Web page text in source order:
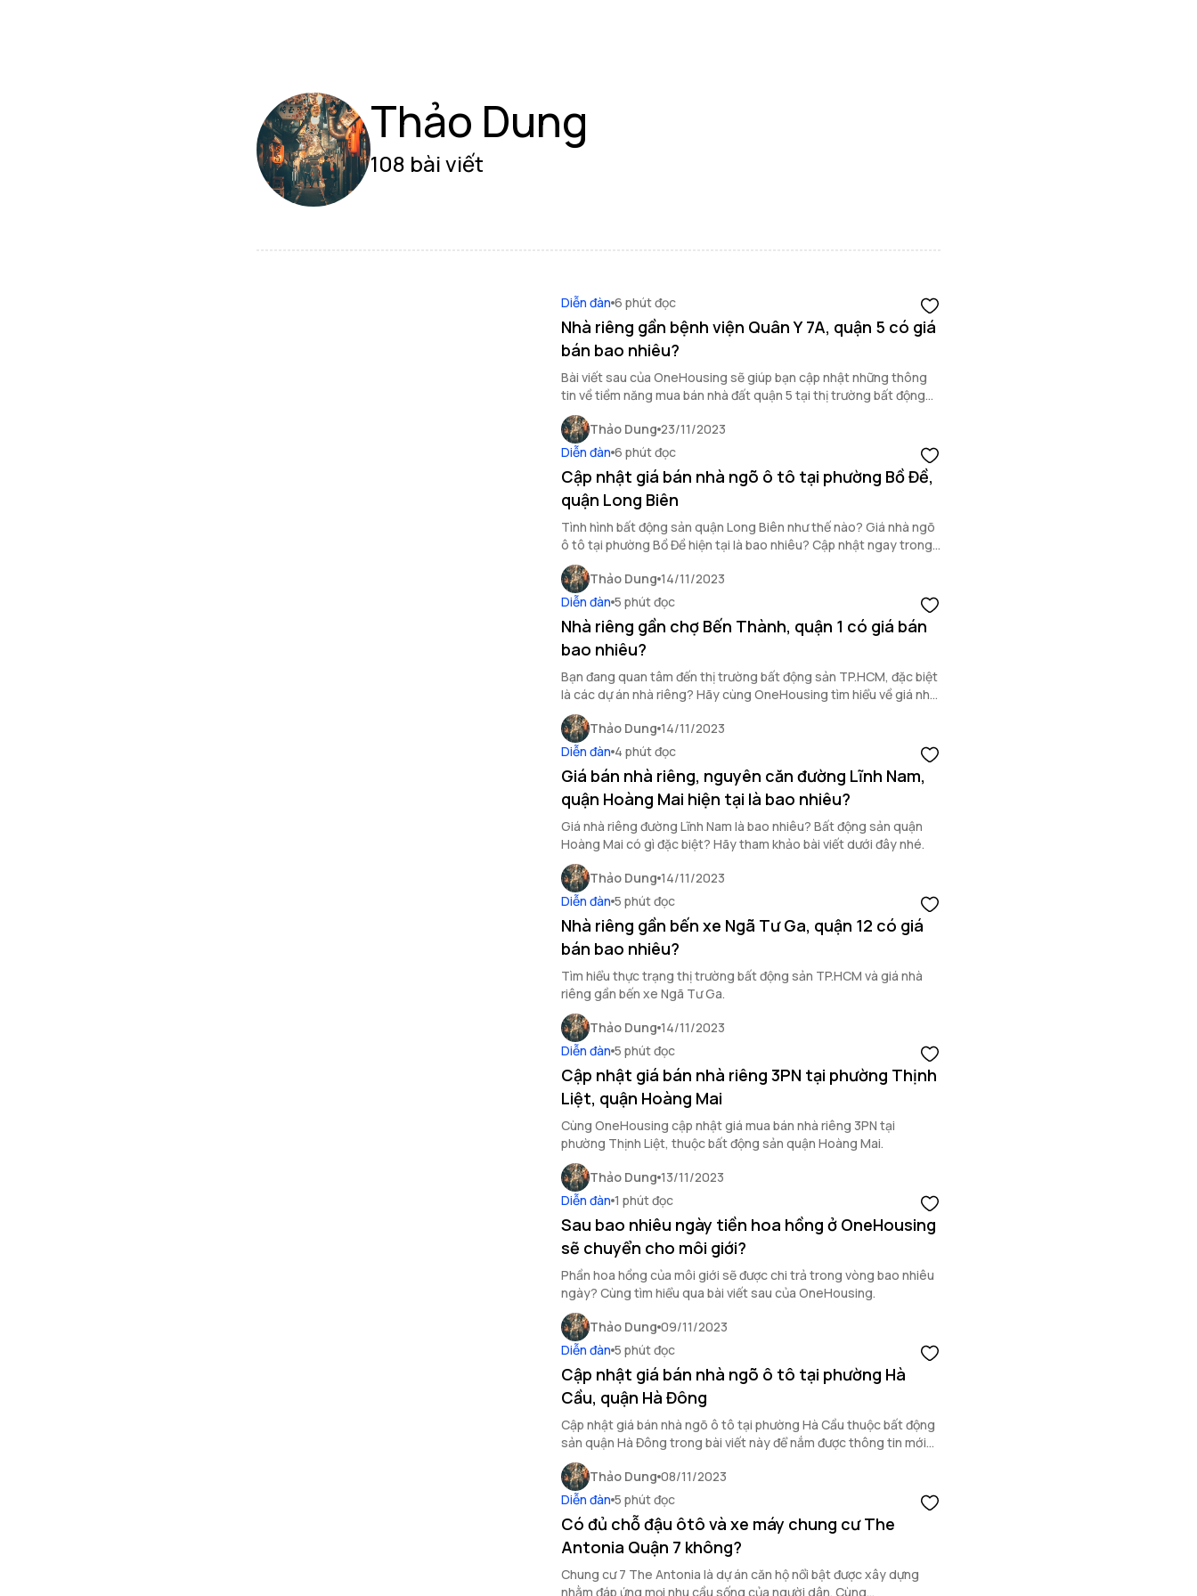
Thảo Dung
108 bài viết
Diễn đàn 6 phút đọc
Nhà riêng gần bệnh viện Quân Y 7A, quận 5 có giá
bán bao nhiêu?
Bài viết sau của OneHousing sẽ giúp bạn cập nhật những thông
tin về tiềm năng mua bán nhà đất quận 5 tại thị trường bất động
sản TP.HCM và giá nhà gần bệnh viện Quân Y 7A.
Thảo Dung 23/11/2023
Diễn đàn 6 phút đọc
Cập nhật giá bán nhà ngõ ô tô tại phường Bồ Đề,
quận Long Biên
Tình hình bất động sản quận Long Biên như thế nào? Giá nhà ngõ
ô tô tại phường Bồ Đề hiện tại là bao nhiêu? Cập nhật ngay trong
bài viết của OneHousing ngày hôm nay.
Thảo Dung 14/11/2023
Diễn đàn 5 phút đọc
Nhà riêng gần chợ Bến Thành, quận 1 có giá bán
bao nhiêu?
Bạn đang quan tâm đến thị trường bất động sản TP.HCM, đặc biệt
là các dự án nhà riêng? Hãy cùng OneHousing tìm hiểu về giá nhà
riêng gần chợ Bến Thành, quận 1 qua bài viết dưới đây.
Thảo Dung 14/11/2023
Diễn đàn 4 phút đọc
Giá bán nhà riêng, nguyên căn đường Lĩnh Nam,
quận Hoàng Mai hiện tại là bao nhiêu?
Giá nhà riêng đường Lĩnh Nam là bao nhiêu? Bất động sản quận
Hoàng Mai có gì đặc biệt? Hãy tham khảo bài viết dưới đây nhé.
Thảo Dung 14/11/2023
Diễn đàn 5 phút đọc
Nhà riêng gần bến xe Ngã Tư Ga, quận 12 có giá
bán bao nhiêu?
Tìm hiểu thực trạng thị trường bất động sản TP.HCM và giá nhà
riêng gần bến xe Ngã Tư Ga.
Thảo Dung 14/11/2023
Diễn đàn 5 phút đọc
Cập nhật giá bán nhà riêng 3PN tại phường Thịnh
Liệt, quận Hoàng Mai
Cùng OneHousing cập nhật giá mua bán nhà riêng 3PN tại
phường Thịnh Liệt, thuộc bất động sản quận Hoàng Mai.
Thảo Dung 13/11/2023
Diễn đàn 1 phút đọc
Sau bao nhiêu ngày tiền hoa hồng ở OneHousing
sẽ chuyển cho môi giới?
Phần hoa hồng của môi giới sẽ được chi trả trong vòng bao nhiêu
ngày? Cùng tìm hiểu qua bài viết sau của OneHousing.
Thảo Dung 09/11/2023
Diễn đàn 5 phút đọc
Cập nhật giá bán nhà ngõ ô tô tại phường Hà
Cầu, quận Hà Đông
Cập nhật giá bán nhà ngõ ô tô tại phường Hà Cầu thuộc bất động
sản quận Hà Đông trong bài viết này để nắm được thông tin mới
nhất.
Thảo Dung 08/11/2023
Diễn đàn 5 phút đọc
Có đủ chỗ đậu ôtô và xe máy chung cư The
Antonia Quận 7 không?
Chung cư 7 The Antonia là dự án căn hộ nổi bật được xây dựng
nhằm đáp ứng mọi nhu cầu sống của người dân. Cùng